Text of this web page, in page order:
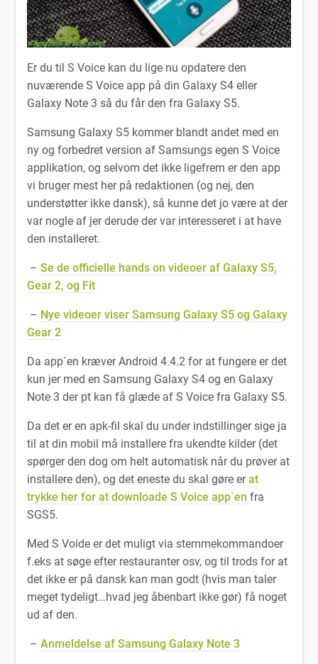
Er du til S Voice kan du lige nu opdatere den
nuværende S Voice app på din Galaxy S4 eller
Galaxy Note 3 så du får den fra Galaxy S5.
Samsung Galaxy S5 kommer blandt andet med en
ny og forbedret version af Samsungs egen S Voice
applikation, og selvom det ikke ligefrem er den app
vi bruger mest her på redaktionen (og nej, den
understøtter ikke dansk), så kunne det jo være at der
var nogle af jer derude der var interesseret i at have
den installeret.
–Se de officielle hands on videoer af Galaxy S5,
Gear 2, og Fit
– Nye videoer viser Samsung Galaxy S5 og Galaxy
Gear 2
Da app`en kræver Android 4.4.2 for at fungere er det
kun jer med en Samsung Galaxy S4 og en Galaxy
Note 3 der pt kan få glæde af S Voice fra Galaxy S5.
Da det er en apk-fil skal du under indstillinger sige ja
til at din mobil må installere fra ukendte kilder (det
spørger den dog om helt automatisk når du prøver at
installere den), og det eneste du skal gøre erat
trykke her for at downloade S Voice app`en fra
SGS5.
Med S Voide er det muligt via stemmekommandoer
f.eks at søge efter restauranter osv, og til trods for at
det ikke er på dansk kan man godt (hvis man taler
meget tydeligt…hvad jeg åbenbart ikke gør) få noget
ud af den.
–Anmeldelse af Samsung Galaxy Note 3